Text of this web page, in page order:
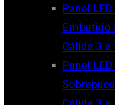
Panel
Embutido
Cálida 3
Panel